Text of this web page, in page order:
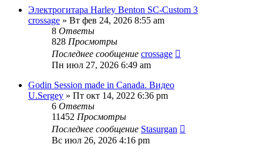
Электрогитара Harley Benton SC-Custom 3
crossage » Вт фев 24, 2026 8:55 am
8 Ответы
828 Просмотры
Последнее сообщение crossage
Пн июл 27, 2026 6:49 am
Godin Session made in Canada. Видео
U.Sergey » Пт окт 14, 2022 6:36 pm
6 Ответы
11452 Просмотры
Последнее сообщение Stasurgan
Вс июл 26, 2026 4:16 pm